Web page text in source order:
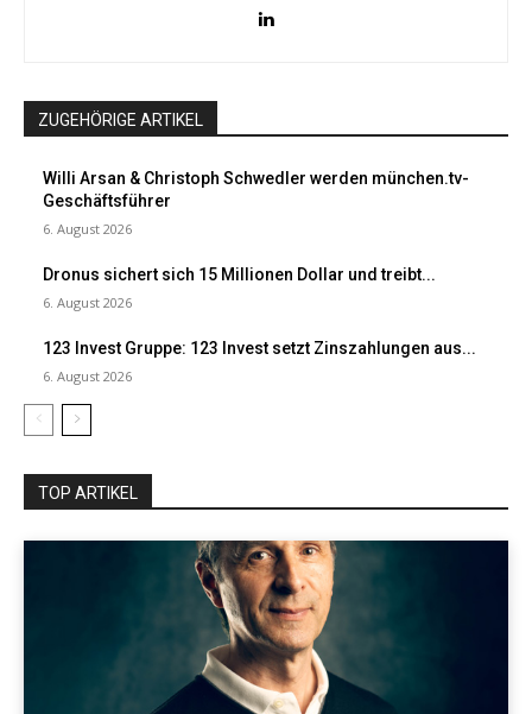
ZUGEHÖRIGE ARTIKEL
Willi Arsan & Christoph Schwedler werden münchen.tv-
Geschäftsführer
6. August 2026
Dronus sichert sich 15 Millionen Dollar und treibt...
6. August 2026
123 Invest Gruppe: 123 Invest setzt Zinszahlungen aus...
6. August 2026
TOP ARTIKEL